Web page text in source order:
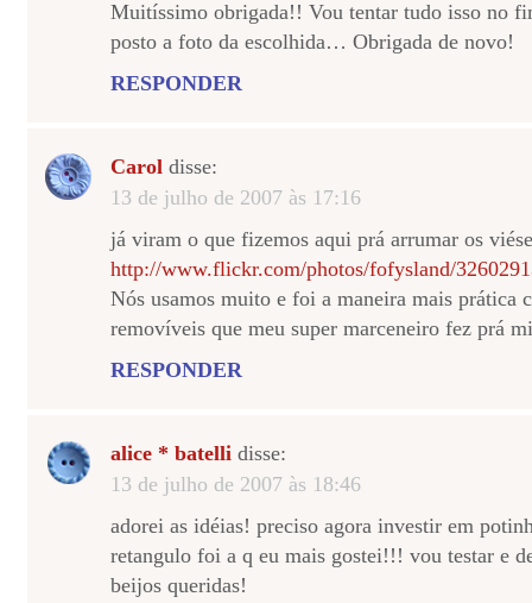
Muitíssimo obrigada!! Vou tentar tudo isso no
posto a foto da escolhida… Obrigada de novo!
RESPONDER
Carol disse:
13 de julho de 2007 às 17:16
já viram o que fizemos aqui prá arrumar os
http://www.flickr.com/photos/fofysland/
Nós usamos muito e foi a maneira mais prática
removíveis que meu super marceneiro fez prá
RESPONDER
alice * batelli disse:
13 de julho de 2007 às 18:46
adorei as idéias! preciso agora investir em
retangulo foi a q eu mais gostei!!! vou testar e
beijos queridas!